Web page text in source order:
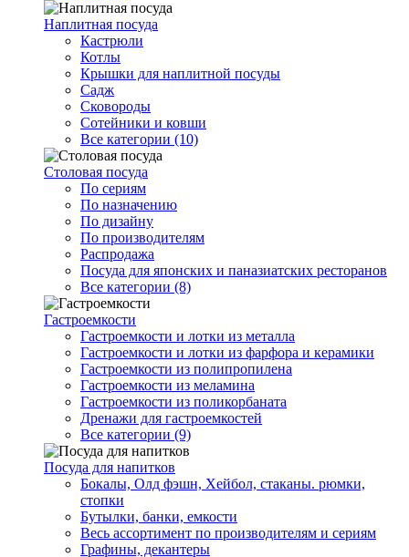
Наплитная посуда
Кастрюли
Котлы
Крышки для наплитной посуды
Садж
Сковороды
Сотейники и ковши
Все категории (10)
Столовая посуда
По сериям
По назначению
По дизайну
По производителям
Распродажа
Посуда для японских и паназиатских ресторанов
Все категории (8)
Гастроемкости
Гастроемкости и лотки из металла
Гастроемкости и лотки из фарфора и керамики
Гастроемкости из полипропилена
Гастроемкости из меламина
Гастроемкости из поликорбаната
Дренажи для гастроемкостей
Все категории (9)
Посуда для напитков
Бокалы, Олд фэшн, Хейбол, стаканы. рюмки,
стопки
Бутылки, банки, емкости
Весь ассортимент по производителям и сериям
Графины, декантеры